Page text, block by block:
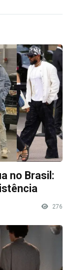
no Brasil:
276